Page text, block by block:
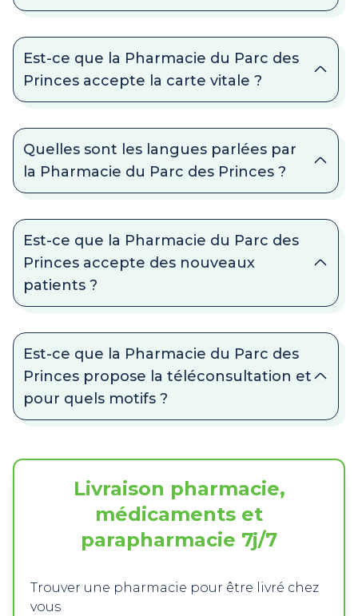
Est-ce que la Pharmacie du Parc des
Princes accepte la carte vitale ?
Quelles sont les langues parlées par
la Pharmacie du Parc des Princes ?
Est-ce que la Pharmacie du Parc des
Princes accepte des nouveaux
patients ?
Est-ce que la Pharmacie du Parc des
Princes propose la téléconsultation et
pour quels motifs ?
Livraison pharmacie,
médicaments et
parapharmacie 7j/7
Trouver une pharmacie pour être livré chez
vous